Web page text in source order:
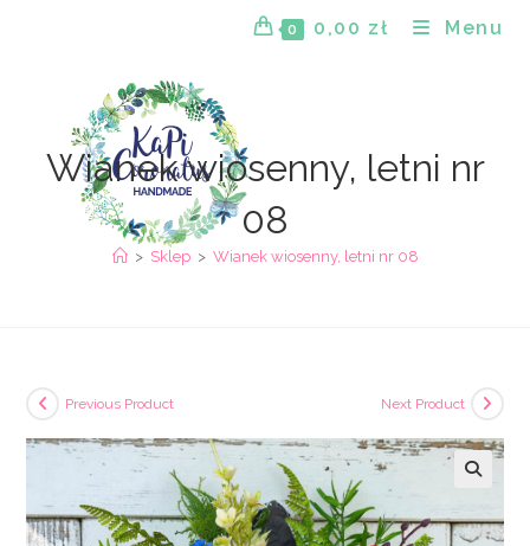
0 0,00 zł Menu
Wianek wiosenny, letni nr
08
> Sklep > Wianek wiosenny, letni nr 08
Previous Product Next Product